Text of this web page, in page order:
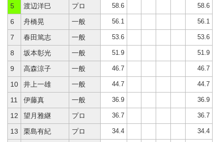
5 渡辺洋巳 プロ 58.6 58.6
6 舟橋晃 一般 56.1 56.1
7 春田篤志 一般 53.6 53.6
8 坂本彰光 一般 51.9 51.9
9 高森涼子 一般 46.7 46.7
10 井上一雄 一般 44.7 44.7
11 伊藤真 一般 36.9 36.9
12 望月雅継 プロ 36.7 36.7
13 栗島有紀 プロ 34.4 34.4